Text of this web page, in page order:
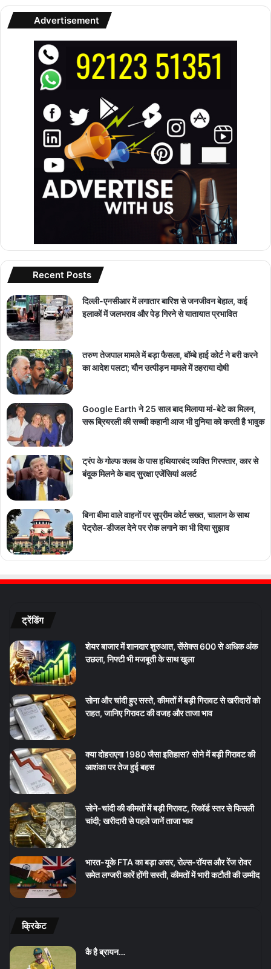
Advertisement
Recent Posts
दिल्ली-एनसीआर में लगातार बारिश से जनजीवन बेहाल, कई
इलाकों में जलभराव और पेड़ गिरने से यातायात प्रभावित
तरुण तेजपाल मामले में बड़ा फैसला, बॉम्बे हाई कोर्ट ने बरी करने
का आदेश पलटा; यौन उत्पीड़न मामले में ठहराया दोषी
Google Earth ने 25 साल बाद मिलाया मां-बेटे का मिलन,
सरू ब्रियरली की सच्ची कहानी आज भी दुनिया को करती है भावुक
ट्रंप के गोल्फ क्लब के पास हथियारबंद व्यक्ति गिरफ्तार, कार से
बंदूक मिलने के बाद सुरक्षा एजेंसियां अलर्ट
बिना बीमा वाले वाहनों पर सुप्रीम कोर्ट सख्त, चालान के साथ
पेट्रोल-डीजल देने पर रोक लगाने का भी दिया सुझाव
ट्रेंडिंग
शेयर बाजार में शानदार शुरुआत, सेंसेक्स 600 से अधिक अंक
उछला, निफ्टी भी मजबूती के साथ खुला
सोना और चांदी हुए सस्ते, कीमतों में बड़ी गिरावट से खरीदारों को
राहत, जानिए गिरावट की वजह और ताजा भाव
क्या दोहराएगा 1980 जैसा इतिहास? सोने में बड़ी गिरावट की
आशंका पर तेज हुई बहस
सोने-चांदी की कीमतों में बड़ी गिरावट, रिकॉर्ड स्तर से फिसली
चांदी; खरीदारी से पहले जानें ताजा भाव
भारत-यूके FTA का बड़ा असर, रोल्स-रॉयस और रेंज रोवर
समेत लग्जरी कारें होंगी सस्ती, कीमतों में भारी कटौती की उम्मीद
क्रिकेट
कै है ब्रायन…